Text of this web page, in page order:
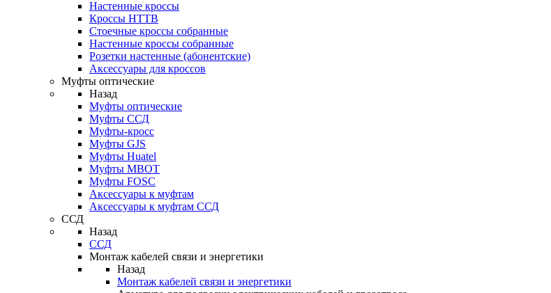
Настенные кроссы
Кроссы HTTB
Стоечные кроссы собранные
Настенные кроссы собранные
Розетки настенные (абонентские)
Аксессуары для кроссов
Муфты оптические
Назад
Муфты оптические
Муфты ССД
Муфты-кросс
Муфты GJS
Муфты Huatel
Муфты МВОТ
Муфты FOSC
Аксессуары к муфтам
Аксессуары к муфтам ССД
ССД
Назад
ССД
Монтаж кабелей связи и энергетики
Назад
Монтаж кабелей связи и энергетики